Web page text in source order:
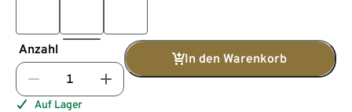
Anzahl
In den Warenkorb
Auf Lager